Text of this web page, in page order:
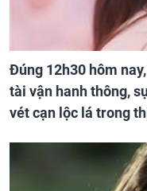
Đúng 12h30 hôm
tài vận hanh thông,
vét cạn lộc lá trong